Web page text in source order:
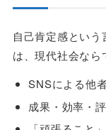
自己肯定感とい
は、現代社会なら
SNSによる他
成果・効率・